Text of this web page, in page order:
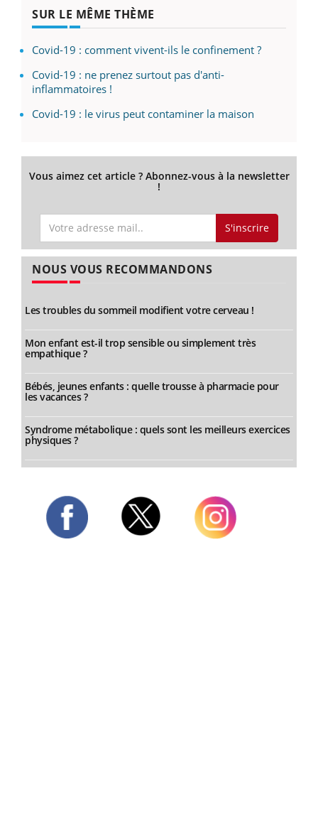
SUR LE MÊME THÈME
Covid-19 : comment vivent-ils le confinement ?
Covid-19 : ne prenez surtout pas d'anti-
inflammatoires !
Covid-19 : le virus peut contaminer la maison
Vous aimez cet article ? Abonnez-vous à la newsletter
!
S'inscrire
NOUS VOUS RECOMMANDONS
Les troubles du sommeil modifient votre cerveau !
Mon enfant est-il trop sensible ou simplement très
empathique ?
Bébés, jeunes enfants : quelle trousse à pharmacie pour
les vacances ?
Syndrome métabolique : quels sont les meilleurs exercices
physiques ?